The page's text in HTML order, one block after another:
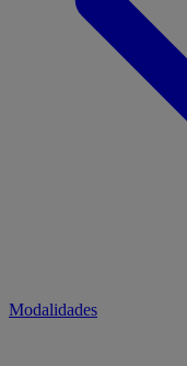
Modalidades